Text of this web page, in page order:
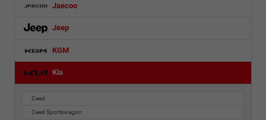
Jaecoo
Jeep
KGM
Kia
Ceed
Ceed Sportswagon